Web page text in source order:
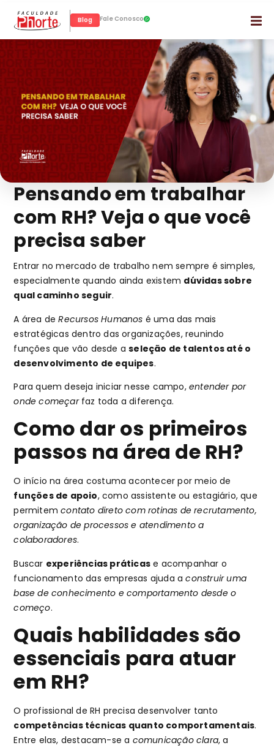
Blog Fale Conosco
Pensando em trabalhar
com RH? Veja o que você
precisa saber
Entrar no mercado de trabalho nem sempre é simples,
especialmente quando ainda existem dúvidas sobre
qual caminho seguir.
A área deRecursos Humanos é uma das mais
estratégicas dentro das organizações, reunindo
funções que vão desde aseleção de talentos até o
desenvolvimento de equipes.
Para quem deseja iniciar nesse campo,entender por
onde começarfaz toda a diferença.
Como dar os primeiros
passos na área de RH?
O início na área costuma acontecer por meio de
funções de apoio, como assistente ou estagiário, que
permitemcontato direto com rotinas de recrutamento,
organização de processos e atendimento a
colaboradores.
Buscar experiências práticas e acompanhar o
funcionamento das empresas ajuda aconstruir uma
base de conhecimento e comportamento desde o
começo.
Quais habilidades são
essenciais para atuar
em RH?
O profissional de RH precisa desenvolver tanto
competências técnicas quanto comportamentais.
Entre elas, destacam-se a comunicação clara, a